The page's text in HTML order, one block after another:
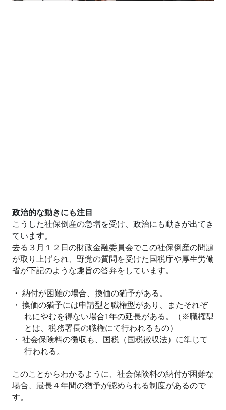
政治的な動きにも注目
こうした社保倒産の急増を受け、政治にも動きが出てき
ています。
去る３月１２日の財政金融委員会でこの社保倒産の問題
が取り上げられ、野党の質問を受けた国税庁や厚生労働
省が下記のような趣旨の答弁をしています。
・ 納付が困難の場合、換価の猶予がある。
・ 換価の猶予には申請型と職権型があり、またそれぞ
れにやむを得ない場合1年の延長がある。（※職権型
とは、税務署長の職権にて行われるもの）
・ 社会保険料の徴収も、国税（国税徴収法）に準じて
行われる。
このことからわかるように、社会保険料の納付が困難な
場合、最長４年間の猶予が認められる制度があるので
す。